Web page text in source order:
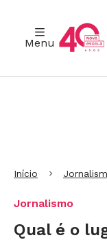
Menu
Início
Jornalismo
Qual é o